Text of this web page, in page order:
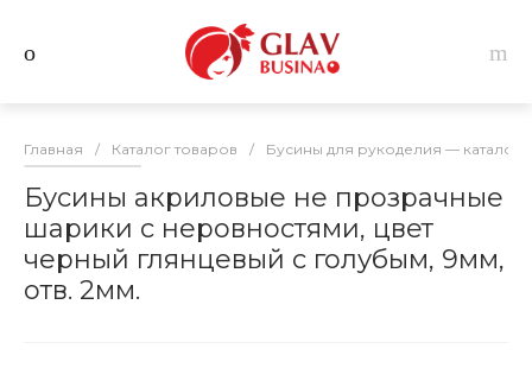
Главная / Каталог товаров / Бусины для рукоделия — каталог
Бусины акриловые не прозрачные
шарики с неровностями, цвет
черный глянцевый с голубым, 9мм,
отв. 2мм.